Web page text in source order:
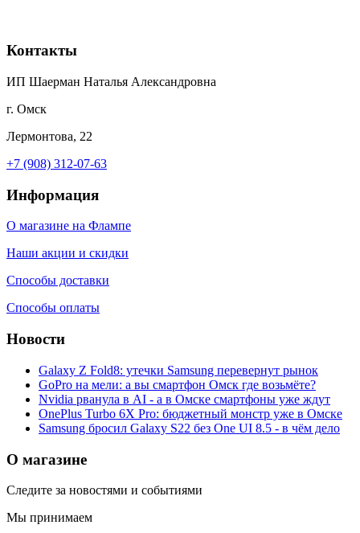
Контакты
ИП Шаерман Наталья Александровна
г. Омск
Лермонтова, 22
+7 (908) 312-07-63
Информация
О магазине на Флампе
Наши акции и скидки
Способы доставки
Способы оплаты
Новости
Galaxy Z Fold8: утечки Samsung перевернут рынок
GoPro на мели: а вы смартфон Омск где возьмёте?
Nvidia рванула в AI - а в Омске смартфоны уже ждут
OnePlus Turbo 6X Pro: бюджетный монстр уже в Омске
Samsung бросил Galaxy S22 без One UI 8.5 - в чём дело
О магазине
Следите за новостями и событиями
Мы принимаем